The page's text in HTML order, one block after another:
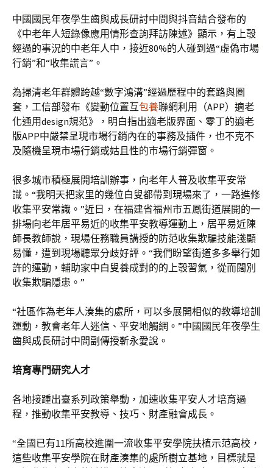
中國國民年夜學生齒與成長研討中間與抖音結合發布的
《中老年人短錄像應用情形查詢拜訪陳述》顯示，有上彀
經過的事況的中老年人中，接近80%的人碰到過“虛偽市場
行銷”和“收集謊言”。
為掃清老年群體跨越“數字鴻溝”經過歷程中的套路與圈
套，工信部發布《變動位置互包養聯網利用（APP）適老
化通用design規范》，明白指出適老版界面、零丁的適老
版APP中嚴禁呈現市場行銷內在的事務及插件，也不克不
及隨機呈現市場行銷或姑且性的市場行銷彈窗。
很多城市積極展開培訓辦事，向老年人普及收集平安常
識。“我明天把家里的幾位白叟都帶到現場來了，一路進修
收集平安常識。”近日，在福建省福州市五鳳街道展開的一
排場向老年居平易近的收集平安教導運動上，居平易近陳
師長教師說，現場任務職員講授的防范收集欺騙技能淺顯
易懂，遭到現場聽眾分歧好評。“我們盼望街道多多舉行如
許的運動，輔助家中白叟養成對的的上彀習氣，從而闊別
收集欺騙隱患。”
“社區作為老年人湊集的處所，可以多展開相似的教導培訓
運動，教會老年人迷信、平安地觸網。”中國國民年夜學生
齒與成長研討中間副傳授靳永愛說。
培育專門研究人才
各地接踵出臺系列政策舉動，加速收集平安人才培育過
程，推動收集平安教導、技巧、財產融會成長。
“全國已有11所高校進圍一流收集平安學院扶植示范高校，
這些收集平安學院在財產湊集的處所樹立基地，目標就是